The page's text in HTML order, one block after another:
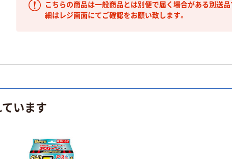
こちらの商品は一般商品とは別便で届く場合がある別送
細はレジ画面にてご確認をお願い致します。
います